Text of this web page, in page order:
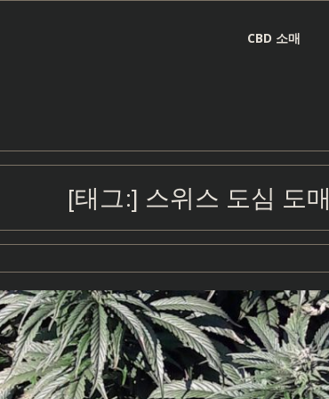
CBD 소매
[태그:] 스위스 도심 도매